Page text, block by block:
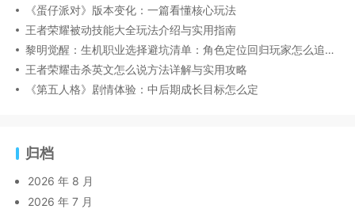
《蛋仔派对》版本变化：一篇看懂核心玩法
王者荣耀被动技能大全玩法介绍与实用指南
黎明觉醒：生机职业选择避坑清单：角色定位回归玩家怎么追进度进阶版
王者荣耀击杀英文怎么说方法详解与实用攻略
《第五人格》剧情体验：中后期成长目标怎么定
归档
2026 年 8 月
2026 年 7 月